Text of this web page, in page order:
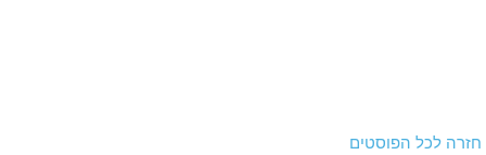
חזרה לכל הפוסטים